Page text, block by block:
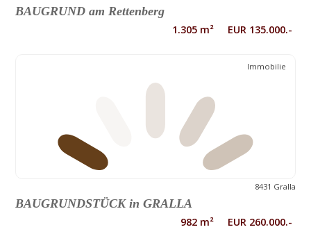
BAUGRUND am Rettenberg
1.305 m² EUR 135.000.-
Immobilie
8431 Gralla
BAUGRUNDSTÜCK in GRALLA
982 m² EUR 260.000.-